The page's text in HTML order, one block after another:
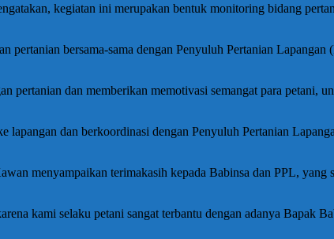
kegiatan ini merupakan bentuk monitoring bidang
pertanian bersama-sama dengan Penyuluh Pertanian
pertanian dan memberikan memotivasi semangat para petani,
dan berkoordinasi dengan Penyuluh Pertanian
menyampaikan terimakasih kepada Babinsa dan PPL,
kami selaku petani sangat terbantu dengan adanya Bapak